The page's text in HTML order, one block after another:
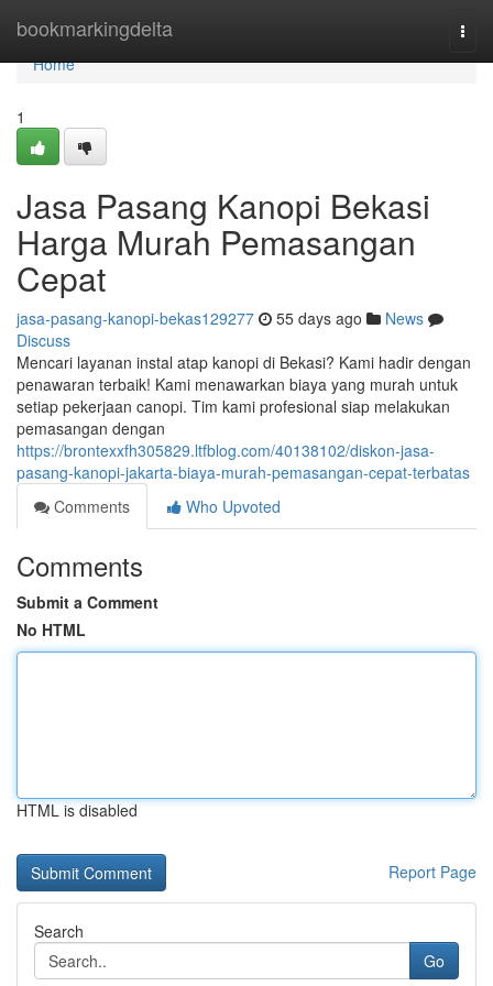
bookmarkingdelta
Home
Home
1
Jasa Pasang Kanopi Bekasi
Harga Murah Pemasangan
Cepat
jasa-pasang-kanopi-bekas129277 55 days ago
News
Discuss
Mencari layanan instal atap kanopi di Bekasi? Kami hadir dengan
penawaran terbaik! Kami menawarkan biaya yang murah untuk
setiap pekerjaan canopi. Tim kami profesional siap melakukan
pemasangan dengan
https://brontexxfh305829.ltfblog.com/40138102/diskon-jasa-
pasang-kanopi-jakarta-biaya-murah-pemasangan-cepat-terbatas
Comments
Who Upvoted
Comments
Submit a Comment
No HTML
HTML is disabled
Report Page
Search
Go